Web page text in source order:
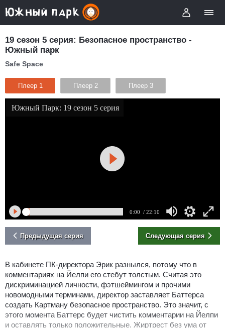
19 сезон 5 серия: Безопасное пространство -
Южный парк
Safe Space
Плеер 1 Плеер 2 Плеер 3
Южный Парк: 19 сезон 5 серия
0:00 / 22:10
Предыдущая серия Следующая серия
В кабинете ПК-директора Эрик разнылся, потому что в
комментариях на Йелпи его стебут толстым. Считая это
дискриминацией личности, фэтшеймингом и прочими
новомодными терминами, директор заставляет Баттерса
создать Картману безопасное пространство. Это значит, с
этого момента Баттерс будет чистить комментарии на Йелпи
и оставлять только положительные. Жиртрест без ума от